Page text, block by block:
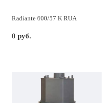
Radiante 600/57 K RUA
0 руб.